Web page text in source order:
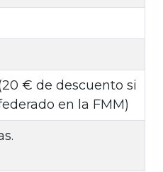
€ de descuento si
en la FMM)